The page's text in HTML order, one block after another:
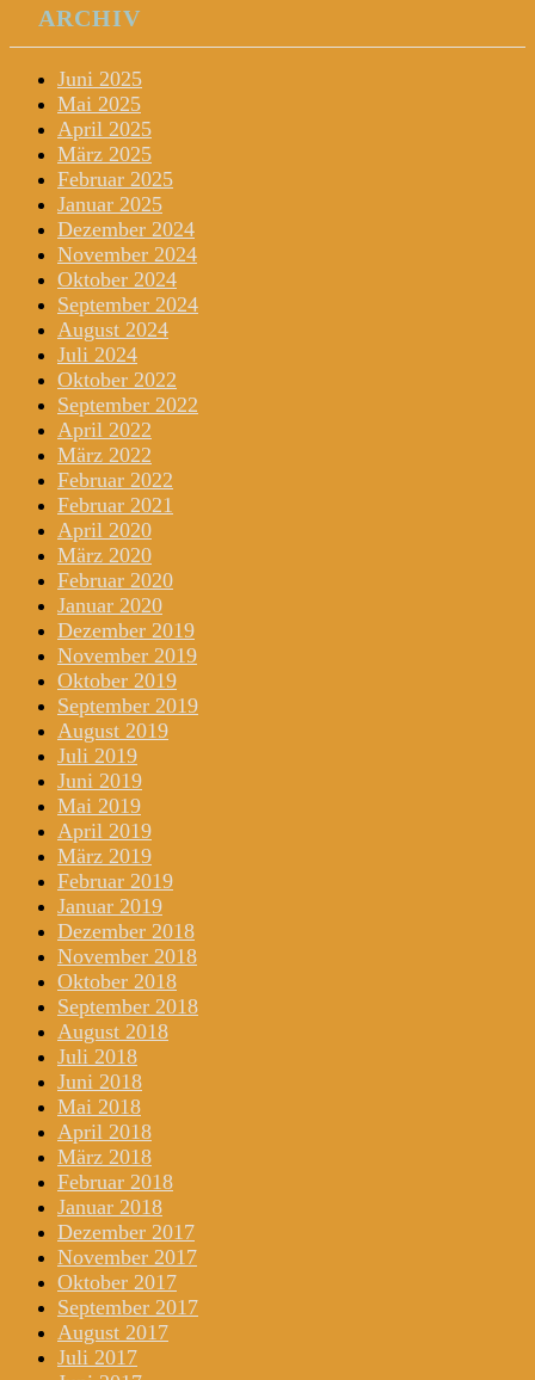
ARCHIV
Juni 2025
Mai 2025
April 2025
März 2025
Februar 2025
Januar 2025
Dezember 2024
November 2024
Oktober 2024
September 2024
August 2024
Juli 2024
Oktober 2022
September 2022
April 2022
März 2022
Februar 2022
Februar 2021
April 2020
März 2020
Februar 2020
Januar 2020
Dezember 2019
November 2019
Oktober 2019
September 2019
August 2019
Juli 2019
Juni 2019
Mai 2019
April 2019
März 2019
Februar 2019
Januar 2019
Dezember 2018
November 2018
Oktober 2018
September 2018
August 2018
Juli 2018
Juni 2018
Mai 2018
April 2018
März 2018
Februar 2018
Januar 2018
Dezember 2017
November 2017
Oktober 2017
September 2017
August 2017
Juli 2017